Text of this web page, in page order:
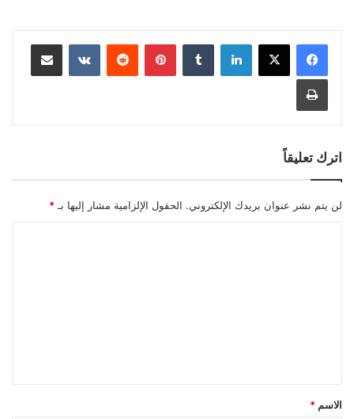
لينكدإن بينتيريست مشاركة عبر البريد
طباعة
اترك تعليقاً
لن يتم نشر عنوان بريدك الإلكتروني. الحقول الإلزامية مشار إليها بـ *
*
الاسم *